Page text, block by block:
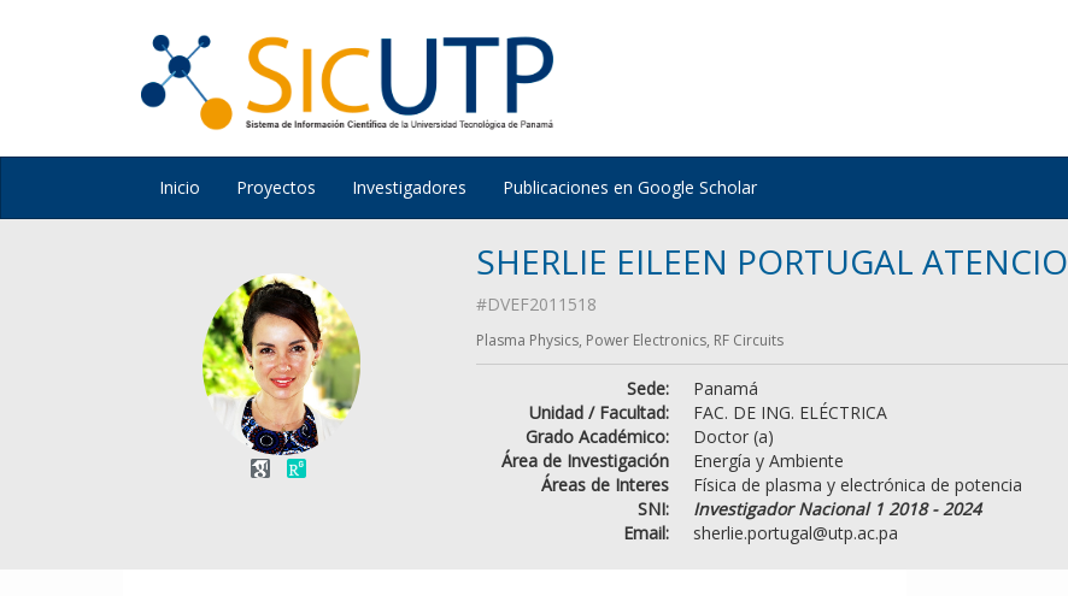
Inicio Proyectos Investigadores Publicaciones en Google Scholar
SHERLIE EILEEN PORTUGAL ATENCIO
#DVEF2011518
Plasma Physics, Power Electronics, RF Circuits
Sede:
Panamá
Unidad / Facultad:
FAC. DE ING. ELÉCTRICA
Grado Académico:
Doctor (a)
Área de Investigación
Energía y Ambiente
Áreas de Interes
Física de plasma y electrónica de potencia
SNI:
Investigador Nacional 1 2018 - 2024
Email:
sherlie.portugal@utp.ac.pa